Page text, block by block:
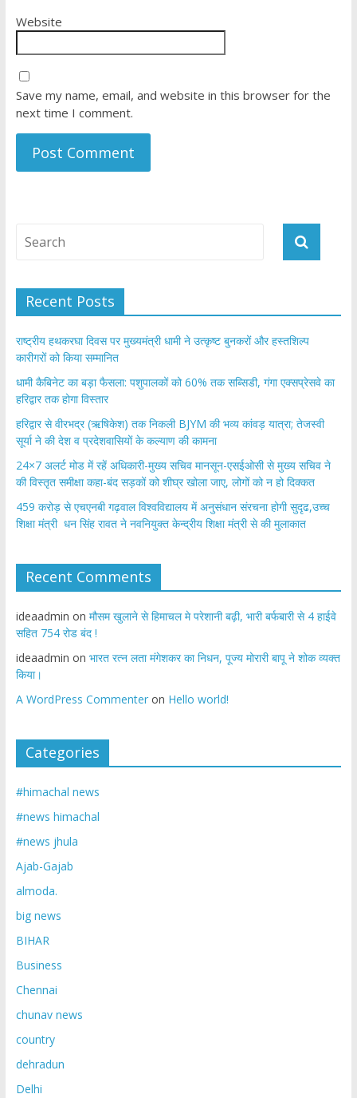
Website
Save my name, email, and website in this browser for the
next time I comment.
Recent Posts
राष्ट्रीय हथकरघा दिवस पर मुख्यमंत्री धामी ने उत्कृष्ट बुनकरों और हस्तशिल्प
कारीगरों को किया सम्मानित
​धामी कैबिनेट का बड़ा फैसला: पशुपालकों को 60% तक सब्सिडी, गंगा एक्सप्रेसवे का
हरिद्वार तक होगा विस्तार
​हरिद्वार से वीरभद्र (ऋषिकेश) तक निकली BJYM की भव्य कांवड़ यात्रा; तेजस्वी
सूर्या ने की देश व प्रदेशवासियों के कल्याण की कामना
24×7 अलर्ट मोड में रहें अधिकारी-मुख्य सचिव मानसून-एसईओसी से मुख्य सचिव ने
की विस्तृत समीक्षा कहा-बंद सड़कों को शीघ्र खोला जाए, लोगों को न हो दिक्कत
459 करोड़ से एचएनबी गढ़वाल विश्वविद्यालय में अनुसंधान संरचना होगी सुदृढ,उच्च
शिक्षा मंत्री धन सिंह रावत ने नवनियुक्त केन्द्रीय शिक्षा मंत्री से की मुलाकात
Recent Comments
ideaadmin on मौसम खुलाने से हिमाचल मे परेशानी बढ़ी, भारी बर्फबारी से 4 हाईवे
सहित 754 रोड बंद !
ideaadmin on भारत रत्न लता मंगेशकर का निधन, पूज्य मोरारी बापू ने शोक व्यक्त
किया।
A WordPress Commenteron Hello world!
Categories
#himachal news
#news himachal
#news jhula
Ajab-Gajab
almoda.
big news
BIHAR
Business
Chennai
chunav news
country
dehradun
Delhi